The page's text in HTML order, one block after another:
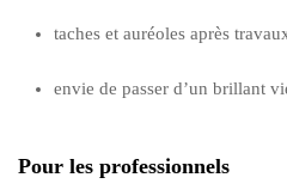
taches et auréoles après
envie de passer d’un brillant
Pour les professionnels